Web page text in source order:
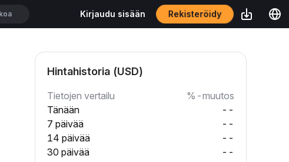
Kirjaudu sisään Rekisteröidy
Hintahistoria (USD)
Tietojen vertailu
%-muutos
Tänään
--
7 päivää
--
14 päivää
--
30 päivää
--